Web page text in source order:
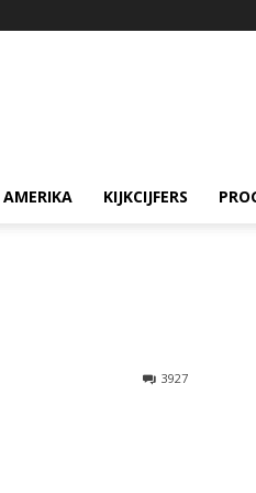
AMERIKA KIJKCIJFERS
3927